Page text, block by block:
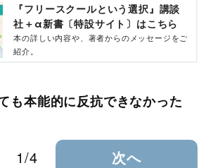
『フリースクールという選択』講談
社＋α新書〔特設サイト〕はこちら
本の詳しい内容や、著者からのメッセージをご
紹介。
も本能的に反抗できなかった
1/4 次へ